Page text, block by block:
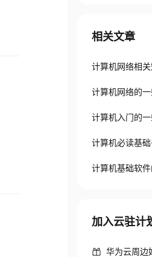
相关文章
计算机网络相
计算机网络的
计算机入门的
计算机必读基
计算机基础软
加入云驻计
华为云周边